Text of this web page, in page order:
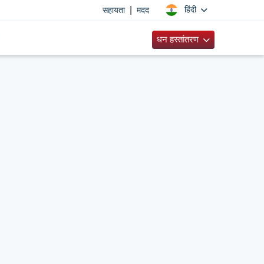
सहायता मदद हिंदी
धन हस्तांतरण